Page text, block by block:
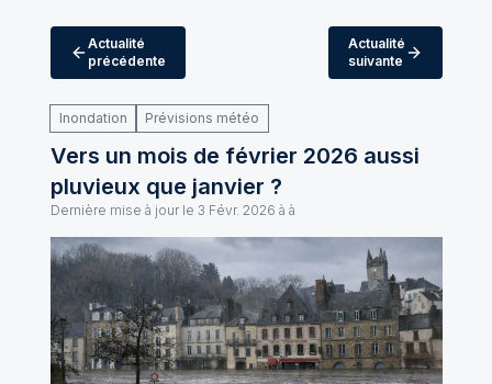
Actualité
précédente
Actualité
suivante
Inondation Prévisions météo
Vers un mois de février 2026 aussi
pluvieux que janvier ?
Dernière mise à jour le 3 Févr. 2026 à à